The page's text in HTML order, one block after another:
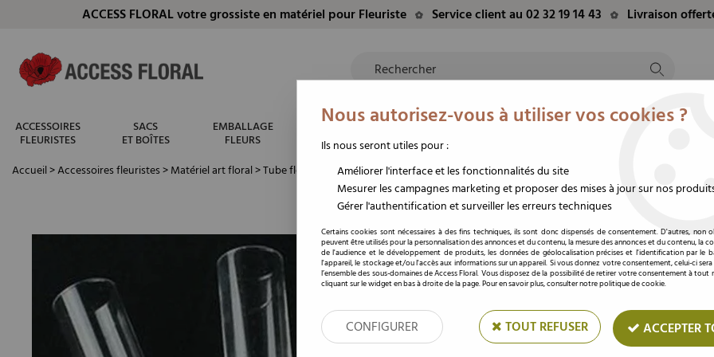
ACCESS FLORAL votre grossiste en matériel pour Fleuriste Service client au 02 32 19 14 43 Livraison
ACCESSOIRES
FLEURISTES
SACS
ET BOÎTES
EMBALLAGE
FLEURS
CONTENANTS
FLEURISTE
EVÈNEMENTS
DU MOMENT
FLEURS/PLANTES DEUIL
Accueil>Accessoires fleuristes>Matériel art floral>Tube fleuriste >Tube Eprouvette Acrylique D1,6 H10 ( x 100 )
Tube Eprouvette
Soyez le premier à donner votre
Prix : Connectez-
Réf. :45-00001
Dimensions: 16 mm x 100 mm
Nous autorisez-vous à utiliser vos cookies ?
Ils nous seront utiles pour :
Améliorer l'interface et les fonctionnalités du site
Mesurer les campagnes marketing et proposer des mises à jour sur nos
Gérer l'authentification et surveiller les erreurs techniques
Certains cookies sont nécessaires à des fins techniques, ils sont donc dispensés de consentement. D'autres, non
peuvent être utilisés pour la personnalisation des annonces et du contenu, la mesure des annonces et du contenu, la
de l'audience et le développement de produits, les données de géolocalisation précises et l'identification par le
l'appareil, le stockage et/ou l'accès aux informations sur un appareil. Si vous donnez votre consentement, celui-ci
l’ensemble des sous-domaines de Access Floral. Vous disposez de la possibilité de retirer votre consentement à tout
cliquant sur le widget en bas à droite de la page. Pour en savoir plus, consulter notre politique de cookie.
CONFIGURER TOUT REFUSER ACCEPTER